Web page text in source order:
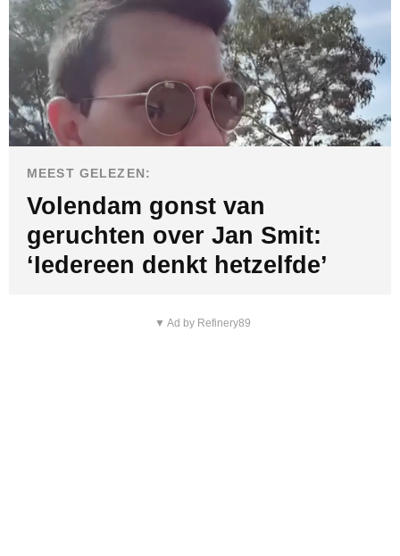
MEEST GELEZEN:
Volendam gonst van
geruchten over Jan Smit:
‘Iedereen denkt hetzelfde’
▼ Ad by Refinery89